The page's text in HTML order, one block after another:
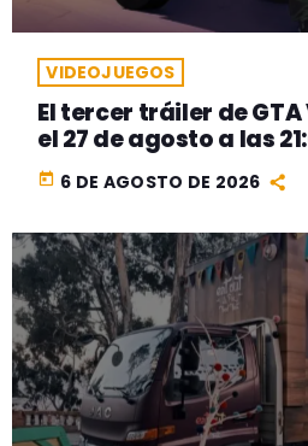
VIDEOJUEGOS
El tercer tráiler de
el 27 de agosto a las
today 6 DE AGOSTO DE 2026